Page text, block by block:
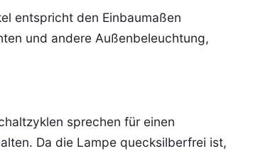
entspricht den Einbaumaßen
und andere Außenbeleuchtung,
sprechen für einen
Da die Lampe quecksilberfrei ist,